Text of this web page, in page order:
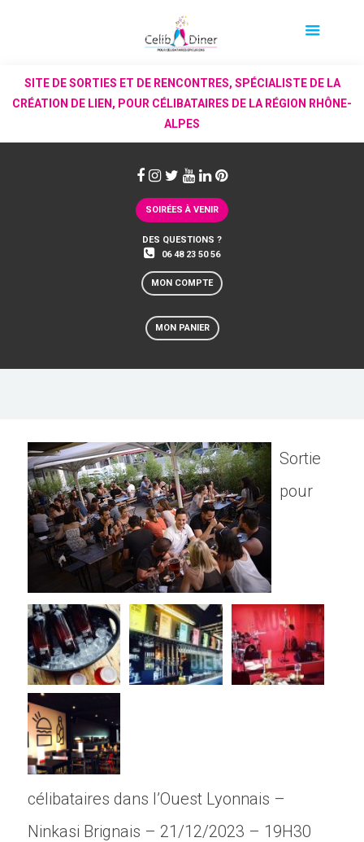
SITE DE SORTIES ET DE RENCONTRES, SPÉCIALISTE DE LA
CRÉATION DE LIEN, POUR CÉLIBATAIRES DE LA RÉGION RHÔNE-
ALPES
SOIRÉES À VENIR
DES QUESTIONS ?
06 48 23 50 56
MON COMPTE
MON PANIER
Sortie
pour
célibataires dans l’Ouest Lyonnais –
Ninkasi Brignais – 21/12/2023 – 19H30